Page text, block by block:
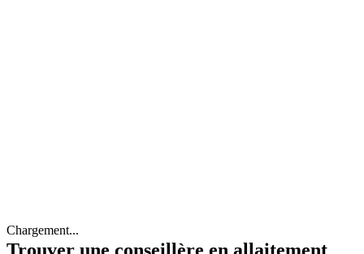
Chargement...
Trouver une conseillère en allaitement